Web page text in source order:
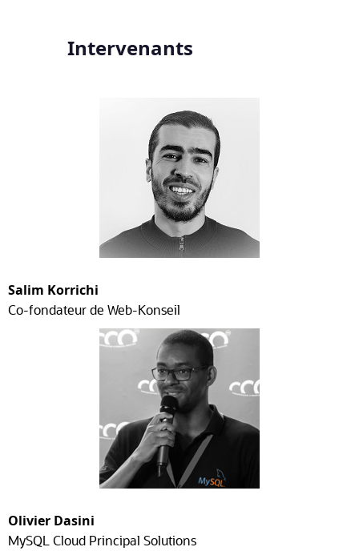
Intervenants
Salim Korrichi
Co-fondateur de Web-Konseil
Olivier Dasini
MySQL Cloud Principal Solutions